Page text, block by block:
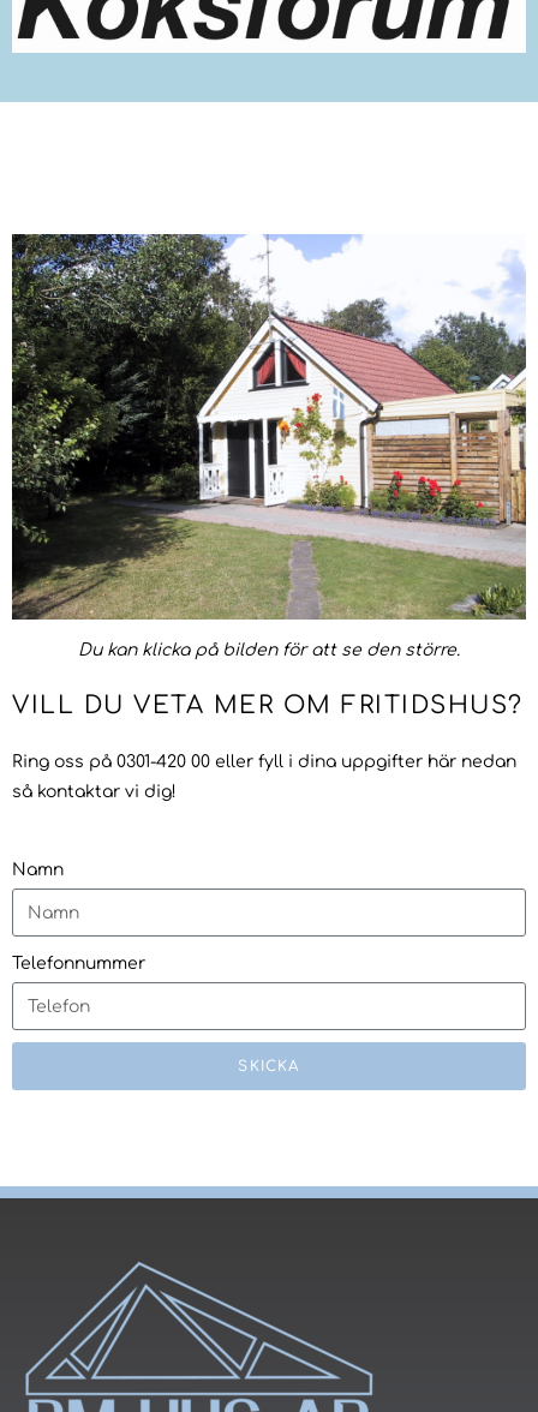
Du kan klicka på bilden för att se den större.
VILL DU VETA MER OM FRITIDSHUS?
Ring oss på 0301-420 00 eller fyll i dina uppgifter här nedan
så kontaktar vi dig!
Namn
Telefonnummer
SKICKA